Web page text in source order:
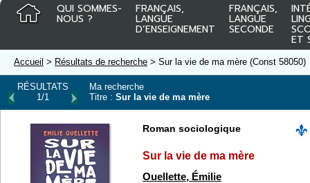
QUI SOMMES-
NOUS ?
FRANÇAIS,
LANGUE
D’ENSEIGNEMENT
FRANÇAIS,
LANGUE
SECONDE
ET
Accueil > Résultats de recherche > Sur la vie de ma mère (Const 58050)
RÉSULTATS
1/1
Ma recherche
Titre : Sur la vie de ma mère
Roman sociologique
Sur la vie de ma mère
Ouellette, Émilie